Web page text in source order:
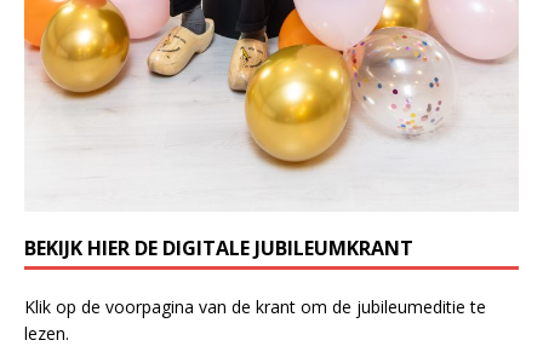
BEKIJK HIER DE DIGITALE JUBILEUMKRANT
Klik op de voorpagina van de krant om de jubileumeditie te
lezen.